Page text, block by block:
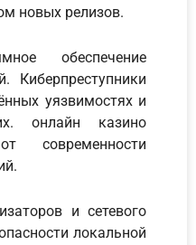
новых релизов.
обеспечение
Киберпреступники
уязвимостях и
онлайн казино
современности
и сетевого
локальной